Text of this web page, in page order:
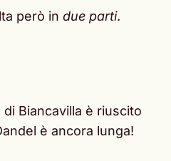
però in due parti.
Biancavilla è riuscito
è ancora lunga!